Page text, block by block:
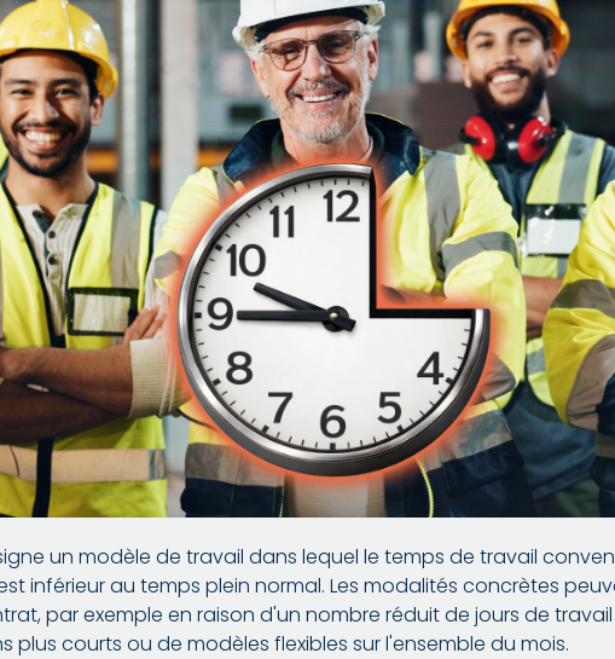
un modèle de travail dans lequel le temps de travail
inférieur au temps plein normal. Les modalités concrètes
par exemple en raison d'un nombre réduit de jours de
plus courts ou de modèles flexibles sur l'ensemble du mois.